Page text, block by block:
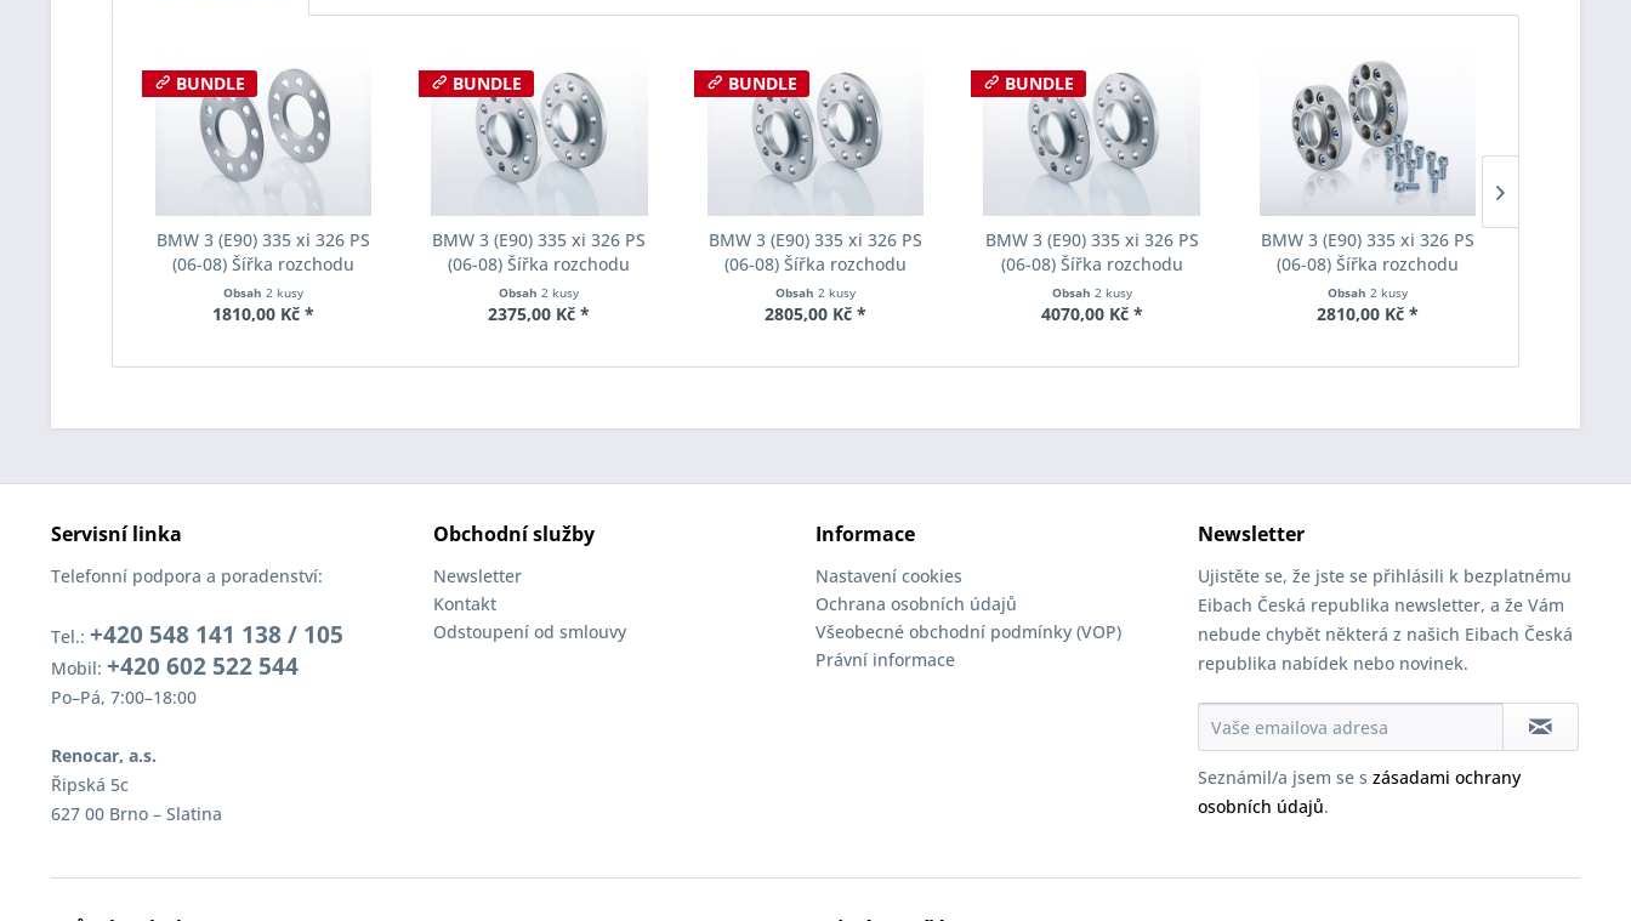
BUNDLE
BMW 3 (E90) 335 xi 326 PS
(06-08) Šířka rozchodu
Eibach Pro-Spacer S90-1-05-
017 System1 Tloušťka 5mm
Obsah 2 kusy
1810,00 Kč *
BUNDLE
BMW 3 (E90) 335 xi 326 PS
(06-08) Šířka rozchodu
Eibach Pro-Spacer S90-2-10-
004 System2 Tloušťka 10mm
Obsah2 kusy
2375,00 Kč *
BUNDLE
BMW 3 (E90) 335 xi 326 PS
(06-08) Šířka rozchodu
Eibach Pro-Spacer S90-2-12-
002 System2 Tloušťka 12mm
Obsah 2 kusy
2805,00 Kč *
BUNDLE
BMW 3 (E90) 335 xi 326 PS
(06-08) Šířka rozchodu
Eibach Pro-Spacer S90-2-20-
020 System2 Tloušťka 20mm
Obsah 2 kusy
4070,00 Kč *
BMW 3 (E90) 335 xi 326 PS
(06-08) Šířka rozchodu
Eibach Pro-Spacer S90-7-20-
010 System7 Tloušťka 20mm
Obsah2 kusy
2810,00 Kč *
Servisní linka
Telefonní podpora a poradenství:
Tel.: +420 548 141 138 / 105
Mobil: +420 602 522 544
Po–Pá, 7:00–18:00
Renocar, a.s.
Řipská 5c
627 00 Brno – Slatina
Obchodní služby
Newsletter
Kontakt
Odstoupení od smlouvy
Informace
Nastavení cookies
Ochrana osobních údajů
Všeobecné obchodní podmínky (VOP)
Právní informace
Newsletter
Ujistěte se, že jste se přihlásili k bezplatnému
Eibach Česká republika newsletter, a že Vám
nebude chybět některá z našich Eibach Česká
republika nabídek nebo novinek.
Seznámil/a jsem se s zásadami ochrany
osobních údajů.